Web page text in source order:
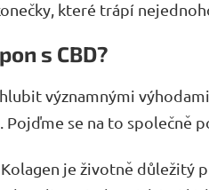
které trápí
s CBD?
významnými
se na to společně
Kolagen je životně důležitý